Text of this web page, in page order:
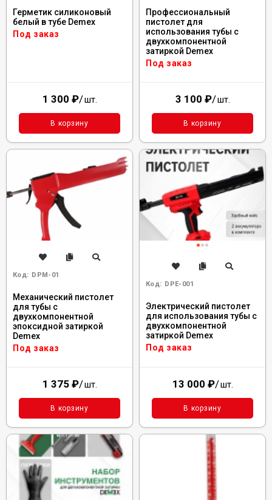
Герметик силиконовый
белый в тубе Demex
Под заказ
1 300 ₽/шт.
В корзину
Профессиональный
пистолет для
использования тубы с
двухкомпонентной
затиркой Demex
Под заказ
3 100 ₽/шт.
В корзину
Код: DPM-01
Механический пистолет
для тубы с
двухкомпонентной
эпоксидной затиркой
Demex
Под заказ
1 375 ₽/шт.
В корзину
Код: DPE-001
Электрический пистолет
для использования тубы с
двухкомпонентной
затиркой Demex
Под заказ
13 000 ₽/шт.
В корзину